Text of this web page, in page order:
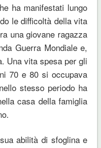
ha manifestati lungo
le difficoltà della vita
una giovane ragazza
Guerra Mondiale e,
Una vita spesa per gli
70 e 80 si occupava
stesso periodo ha
casa della famiglia
abilità di sfoglina e